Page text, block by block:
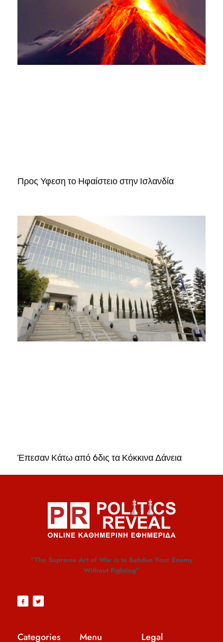
Προς Υφεση το Ηφαίστειο στην Ισλανδία
Έπεσαν Κάτω από 6δις τα Κόκκινα Δάνεια
”The Supreme Art of War is to Subdue Your Enemy
Without Fighting”
Categories Menu Legal